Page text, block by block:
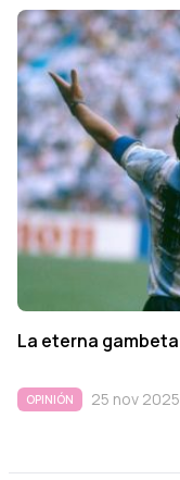
La eterna gambeta
OPINIÓN 25 nov 2025